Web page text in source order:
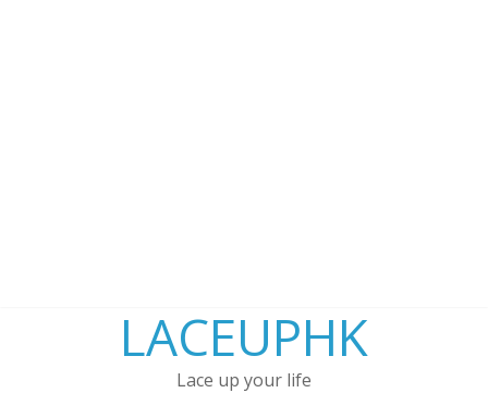
LACEUPHK
Lace up your life